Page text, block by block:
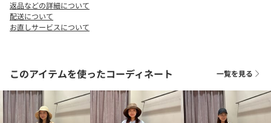
ロングシーズン重宝するニットライクなフライス素材。
身体のラインを拾いにくい、ほどよい肉感がポイントです。
毛羽を抑えたクリアできれいめな表面感に仕上げています。
一枚ではもちろん、カーディガンやシアーシャツ、オールインワ
ンのインナーとしても◎
幅広いスタイリングに馴染む、ワードローブに一枚あると頼れる
アイテムです。
返品などの詳細について
配送について
お直しサービスについて
このアイテムを使ったコーディネート 一覧を見る